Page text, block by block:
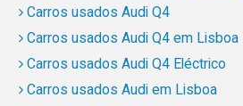
Carros usados Audi Q4
Carros usados Audi Q4 em Lisboa
Carros usados Audi Q4 Eléctrico
Carros usados Audi em Lisboa